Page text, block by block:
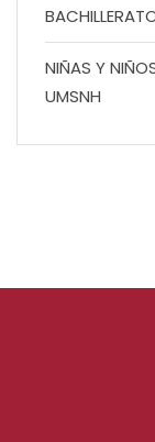
NIÑAS Y
UMSNH